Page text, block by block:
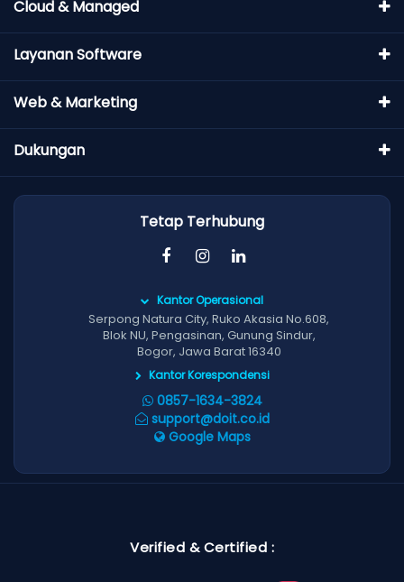
Cloud & Managed
Layanan Software
Web & Marketing
Dukungan
Tetap Terhubung
Kantor Operasional
Serpong Natura City, Ruko Akasia No.608,
Blok NU, Pengasinan, Gunung Sindur,
Bogor, Jawa Barat 16340
Kantor Korespondensi
0857-1634-3824
support@doit.co.id
Google Maps
Verified & Certified :